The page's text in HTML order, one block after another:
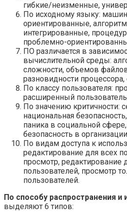
гибкие/неизменные,
По исходному языку:
ориентированные,
интегрированные,
проблемно-
ПО различается в
вычислительной среды:
сложности, объемов
разновидности процессора,
По классу пользователя:
расширенный
По значению критичности:
национальная
паника в социальной
безопасность в
По видам доступа к
редактирование для всех
просмотр, редактирование
пользователей, просмотр
пользователей.
По способу распространения и
выделяют 6 типов: